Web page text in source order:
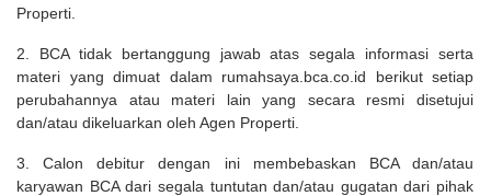
Properti.
2. BCA tidak bertanggung jawab atas segala informasi serta
materi yang dimuat dalam rumahsaya.bca.co.id berikut setiap
perubahannya atau materi lain yang secara resmi disetujui
dan/atau dikeluarkan oleh Agen Properti.
3. Calon debitur dengan ini membebaskan BCA dan/atau
karyawan BCA dari segala tuntutan dan/atau gugatan dari pihak